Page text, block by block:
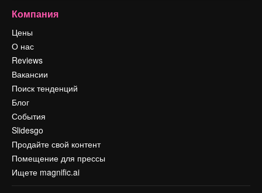
Компания
Цены
О нас
Reviews
Вакансии
Поиск тенденций
Блог
События
Slidesgo
Продайте свой контент
Помещение для прессы
Ищете magnific.ai